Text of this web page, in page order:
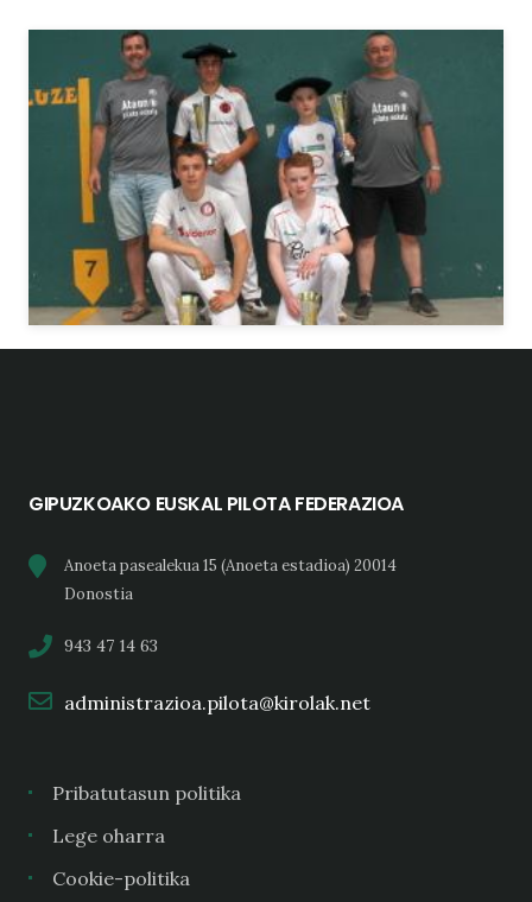
GIPUZKOAKO EUSKAL PILOTA FEDERAZIOA
Anoeta pasealekua 15 (Anoeta estadioa) 20014
Donostia
943 47 14 63
administrazioa.pilota@kirolak.net
Pribatutasun politika
Lege oharra
Cookie-politika